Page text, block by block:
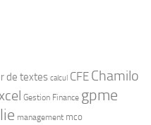
de textes calcul CFE Chamilo
Gestion Finance gpme
management mco